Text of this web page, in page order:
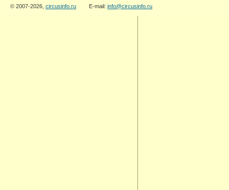
© 2007-2026, circusinfo.ru E-mail: info@circusinfo.ru